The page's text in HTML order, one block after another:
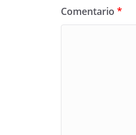
Comentario *